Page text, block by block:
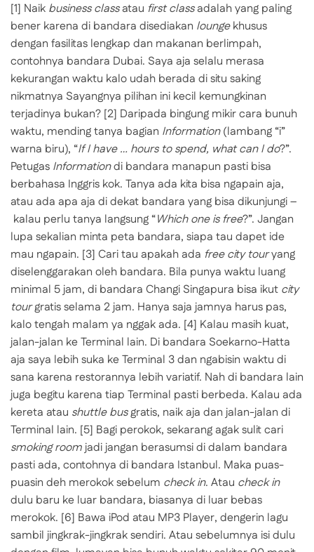
[1] Naik business classatau first classadalah yang paling
bener karena di bandara disediakan loungekhusus
dengan fasilitas lengkap dan makanan berlimpah,
contohnya bandara Dubai. Saya aja selalu merasa
kekurangan waktu kalo udah berada di situ saking
nikmatnya Sayangnya pilihan ini kecil kemungkinan
terjadinya bukan? [2] Daripada bingung mikir cara bunuh
waktu, mending tanya bagian Information(lambang “i”
warna biru), “If I have … hours to spend, what can I do?”.
Petugas Informationdi bandara manapun pasti bisa
berbahasa Inggris kok. Tanya ada kita bisa ngapain aja,
atau ada apa aja di dekat bandara yang bisa dikunjungi –
kalau perlu tanya langsung “Which one is free?”. Jangan
lupa sekalian minta peta bandara, siapa tau dapet ide
mau ngapain. [3] Cari tau apakah ada free city touryang
diselenggarakan oleh bandara. Bila punya waktu luang
minimal 5 jam, di bandara Changi Singapura bisa ikut city
tourgratis selama 2 jam. Hanya saja jamnya harus pas,
kalo tengah malam ya nggak ada. [4] Kalau masih kuat,
jalan-jalan ke Terminal lain. Di bandara Soekarno-Hatta
aja saya lebih suka ke Terminal 3 dan ngabisin waktu di
sana karena restorannya lebih variatif. Nah di bandara lain
juga begitu karena tiap Terminal pasti berbeda. Kalau ada
kereta atau shuttle busgratis, naik aja dan jalan-jalan di
Terminal lain. [5] Bagi perokok, sekarang agak sulit cari
smoking roomjadi jangan berasumsi di dalam bandara
pasti ada, contohnya di bandara Istanbul. Maka puas-
puasin deh merokok sebelum check in. Atau check in
dulu baru ke luar bandara, biasanya di luar bebas
merokok. [6] Bawa iPod atau MP3 Player, dengerin lagu
sambil jingkrak-jingkrak sendiri. Atau sebelumnya isi dulu